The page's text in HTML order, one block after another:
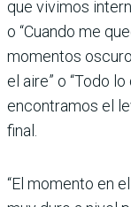
que vivimos
o “Cuando me
momentos
el aire” o “Todo
encontramos el
final.
“El momento en